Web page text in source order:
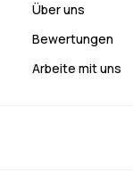
Über uns
Bewertungen
Arbeite mit uns